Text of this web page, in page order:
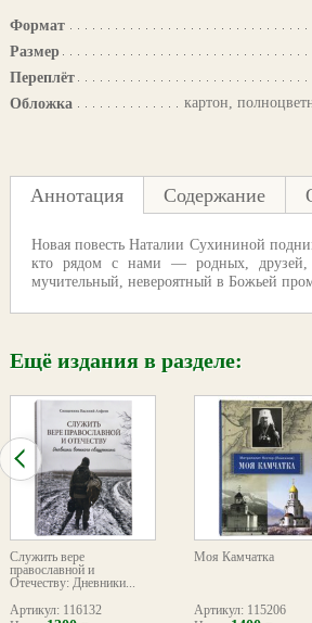
Формат
Размер
Переплёт
Обложка
картон,
Аннотация Содержание
Новая повесть Наталии Сухининой
кто рядом с нами — родных, друзей,
мучительный, невероятный в Божьей
Ещё издания в разделе:
Служить вере
православной и
Отечеству: Дневники...
Артикул: 116132
Моя Камчатка
Артикул: 115206